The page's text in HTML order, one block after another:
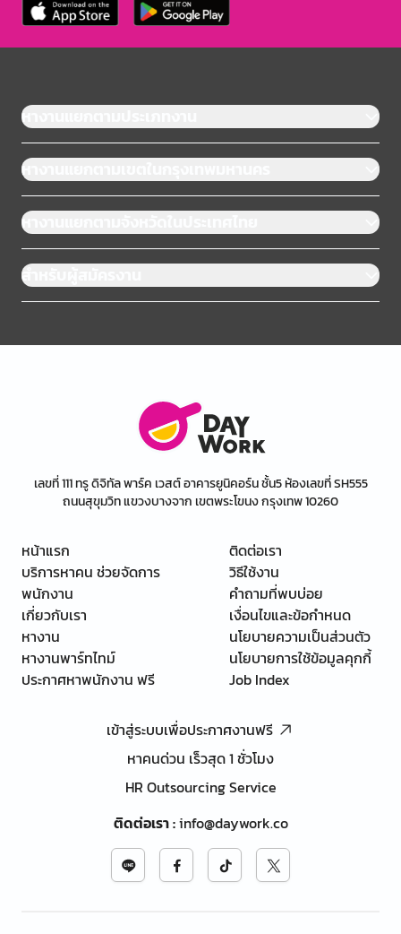
หางานแยกตามประเภทงาน
หางานแยกตามเขตในกรุงเทพมหานคร
หางานแยกตามจังหวัดในประเทศไทย
สำหรับผู้สมัครงาน
เลขที่ 111 ทรู ดิจิทัล พาร์ค เวสต์ อาคารยูนิคอร์น ชั้น5 ห้องเลขที่ SH555
ถนนสุขุมวิท แขวงบางจาก เขตพระโขนง กรุงเทพ 10260
หน้าแรก
บริการหาคน ช่วยจัดการ
พนักงาน
เกี่ยวกับเรา
หางาน
หางานพาร์ทไทม์
ประกาศหาพนักงาน ฟรี
ติดต่อเรา
วิธีใช้งาน
คำถามที่พบบ่อย
เงื่อนไขและข้อกำหนด
นโยบายความเป็นส่วนตัว
นโยบายการใช้ข้อมูลคุกกี้
Job Index
เข้าสู่ระบบเพื่อประกาศงานฟรี
หาคนด่วน เร็วสุด 1 ชั่วโมง
HR Outsourcing Service
ติดต่อเรา:info@daywork.co